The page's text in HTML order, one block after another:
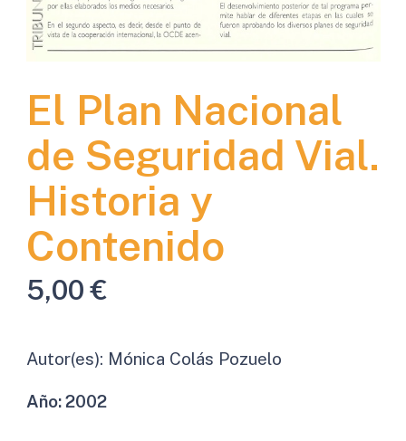
El Plan Nacional
de Seguridad Vial.
Historia y
Contenido
5,00€
Autor(es): Mónica Colás Pozuelo
Año:2002